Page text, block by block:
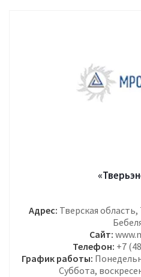
Адрес: Тверская
Сайт:
Телефон: +7
График работы:
Суббота,